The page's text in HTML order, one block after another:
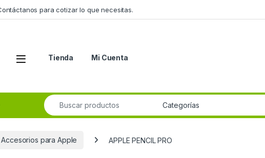
para cotizar lo que necesitas.
Tienda Mi Cuenta
Search for:
Accesorios para Apple APPLE PENCIL PRO